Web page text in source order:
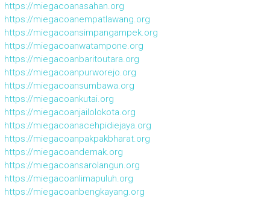
https://miegacoanasahan.org
https://miegacoanempatlawang.org
https://miegacoansimpangampek.org
https://miegacoanwatampone.org
https://miegacoanbaritoutara.org
https://miegacoanpurworejo.org
https://miegacoansumbawa.org
https://miegacoankutai.org
https://miegacoanjailolokota.org
https://miegacoanacehpidiejaya.org
https://miegacoanpakpakbharat.org
https://miegacoandemak.org
https://miegacoansarolangun.org
https://miegacoanlimapuluh.org
https://miegacoanbengkayang.org